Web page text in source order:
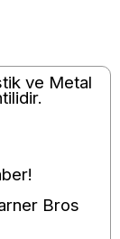
ve Metal
Bros